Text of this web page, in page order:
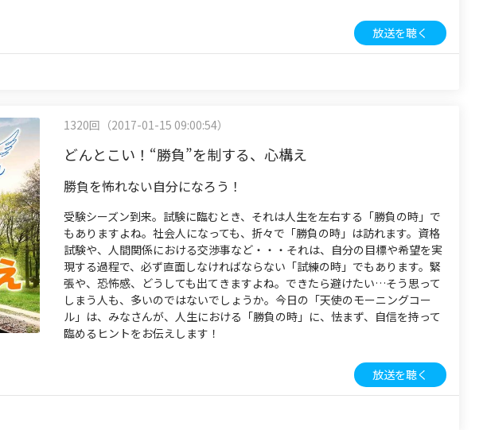
放送を聴く
1320回（2017-01-15 09:00:54）
どんとこい！“勝負”を制する、心構え
勝負を怖れない自分になろう！
受験シーズン到来。試験に臨むとき、それは人生を左右する「勝負の時」で
もありますよね。社会人になっても、折々で「勝負の時」は訪れます。資格
試験や、人間関係における交渉事など・・・それは、自分の目標や希望を実
現する過程で、必ず直面しなければならない「試練の時」でもあります。緊
張や、恐怖感、どうしても出てきますよね。できたら避けたい…そう思って
しまう人も、多いのではないでしょうか。今日の「天使のモーニングコー
ル」は、みなさんが、人生における「勝負の時」に、怯まず、自信を持って
臨めるヒントをお伝えします！
放送を聴く